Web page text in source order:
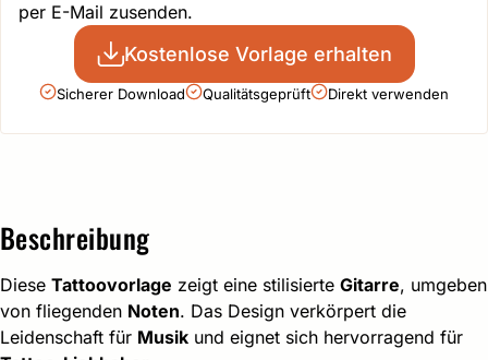
per E-Mail zusenden.
Kostenlose Vorlage erhalten
Sicherer Download Qualitätsgeprüft Direkt verwenden
Beschreibung
Diese Tattoovorlage zeigt eine stilisierte Gitarre, umgeben
von fliegenden Noten. Das Design verkörpert die
Leidenschaft für Musik und eignet sich hervorragend für